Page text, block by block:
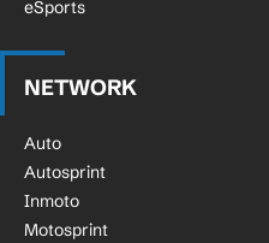
eSports
NETWORK
Auto
Autosprint
Inmoto
Motosprint